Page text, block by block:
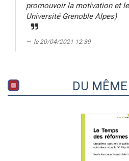
promouvoir la motivation et le
Université Grenoble Alpes)
le 20/04/2021 12:39
DU